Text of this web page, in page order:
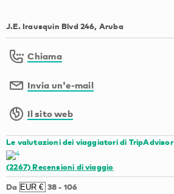
J.E. Irausquin Blvd 246, Aruba
Chiama
Invia un'e-mail
Il sito web
Le valutazioni dei viaggiatori di TripAdvisor
(2267)Recensioni di viaggio
Da 38- 106